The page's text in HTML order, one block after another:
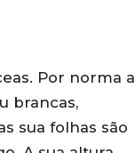
Por norma
brancas,
sua folhas são